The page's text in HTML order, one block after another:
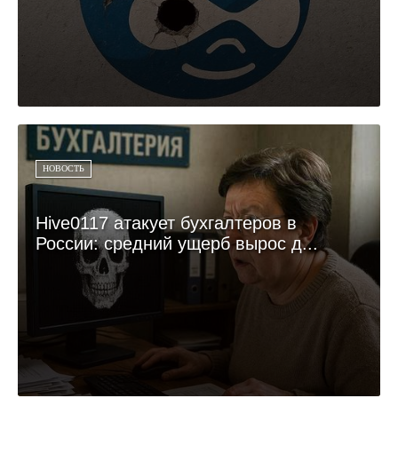
НОВОСТЬ
Hive0117 атакует бухгалтеров в
России: средний ущерб вырос д...